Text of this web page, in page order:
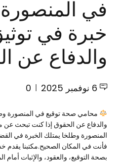
في
خبرة في
والدفاع عن
6 نوفمبر 2025 0
محامي صحة توقيع في المنصورة
والدفاع عن الحقوق إذا كنت تبحث
المنصورة وطلخا يمتلك الخبرة في
فأنت في المكان الصحيح.مكتبنا يقدم
بصحة التوقيع، والعقود، والإثبات